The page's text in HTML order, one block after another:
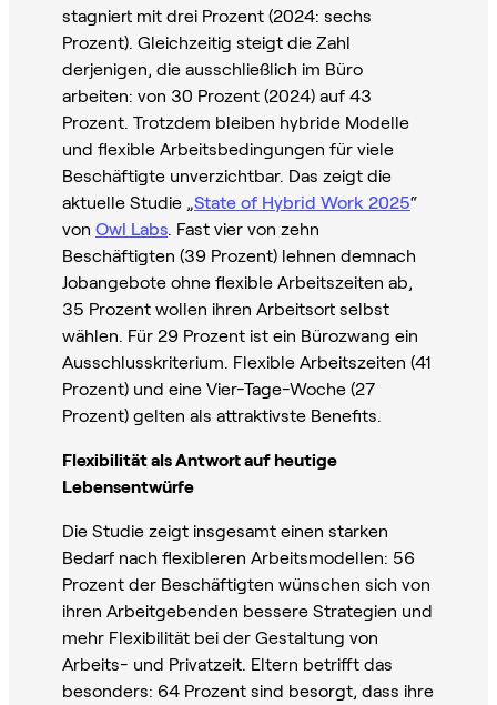
stagniert mit drei Prozent (2024: sechs
Prozent). Gleichzeitig steigt die Zahl
derjenigen, die ausschließlich im Büro
arbeiten: von 30 Prozent (2024) auf 43
Prozent. Trotzdem bleiben hybride Modelle
und flexible Arbeitsbedingungen für viele
Beschäftigte unverzichtbar. Das zeigt die
aktuelle Studie „State of Hybrid Work 2025“
von Owl Labs. Fast vier von zehn
Beschäftigten (39 Prozent) lehnen demnach
Jobangebote ohne flexible Arbeitszeiten ab,
35 Prozent wollen ihren Arbeitsort selbst
wählen. Für 29 Prozent ist ein Bürozwang ein
Ausschlusskriterium. Flexible Arbeitszeiten (41
Prozent) und eine Vier-Tage-Woche (27
Prozent) gelten als attraktivste Benefits.
Flexibilität als Antwort auf heutige
Lebensentwürfe
Die Studie zeigt insgesamt einen starken
Bedarf nach flexibleren Arbeitsmodellen: 56
Prozent der Beschäftigten wünschen sich von
ihren Arbeitgebenden bessere Strategien und
mehr Flexibilität bei der Gestaltung von
Arbeits- und Privatzeit. Eltern betrifft das
besonders: 64 Prozent sind besorgt, dass ihre